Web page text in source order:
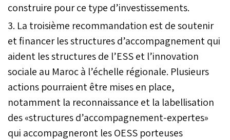
construire pour ce type d’investissements.
3. La troisième recommandation est de soutenir
et financer les structures d’accompagnement qui
aident les structures de l’ESS et l’innovation
sociale au Maroc à l’échelle régionale. Plusieurs
actions pourraient être mises en place,
notamment la reconnaissance et la labellisation
des «structures d’accompagnement-expertes»
qui accompagneront les OESS porteuses